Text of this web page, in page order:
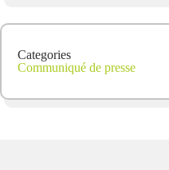
Categories
Communiqué de presse